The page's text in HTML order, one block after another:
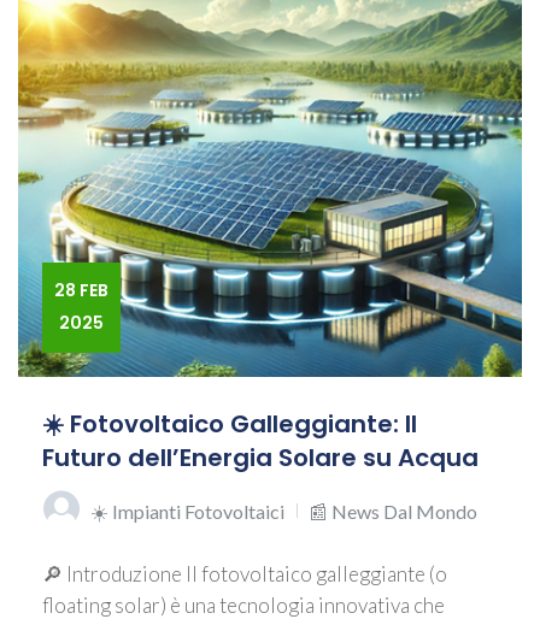
28 FEB
2025
☀️ Fotovoltaico Galleggiante: Il
Futuro dell’Energia Solare su Acqua
☀️ Impianti Fotovoltaici 📰 News Dal Mondo
🔎 Introduzione Il fotovoltaico galleggiante (o
floating solar) è una tecnologia innovativa che